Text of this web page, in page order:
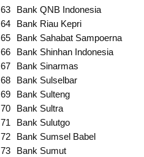
63
Bank QNB Indonesia
64
Bank Riau Kepri
65
Bank Sahabat Sampoerna
66
Bank Shinhan Indonesia
67
Bank Sinarmas
68
Bank Sulselbar
69
Bank Sulteng
70
Bank Sultra
71
Bank Sulutgo
72
Bank Sumsel Babel
73
Bank Sumut